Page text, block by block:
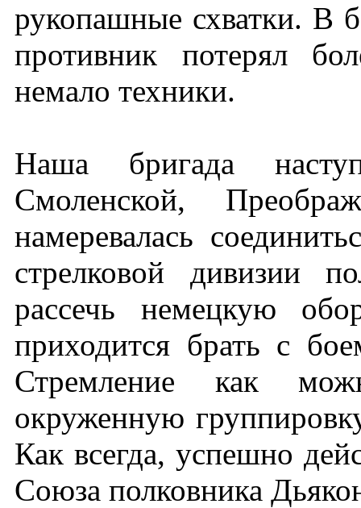
рукопашные схватки. В
противник потерял
немало техники.
Наша бригада
Смоленской,
намеревалась
стрелковой дивизии
рассечь немецкую
приходится брать с
Стремление как
окруженную
Как всегда, успешно
Союза полковника